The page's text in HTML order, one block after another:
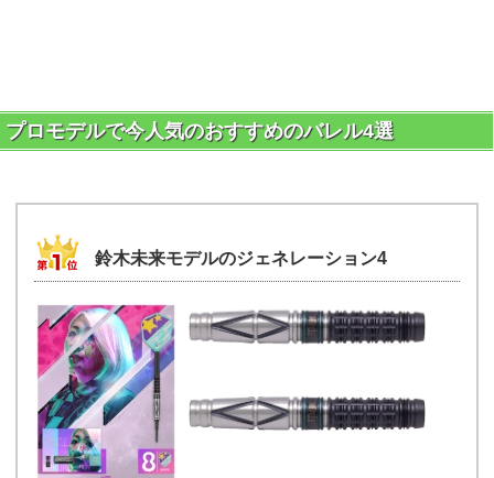
プロモデルで今人気のおすすめのバレル4選
鈴木未来モデルのジェネレーション4